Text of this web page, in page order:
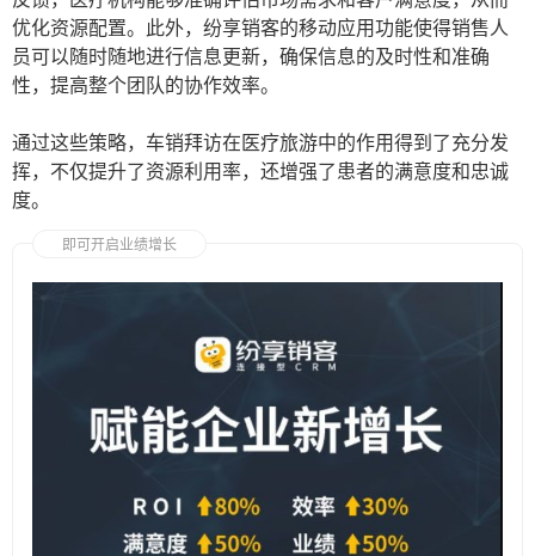
优化资源配置。此外，纷享销客的移动应用功能使得销售人
员可以随时随地进行信息更新，确保信息的及时性和准确
性，提高整个团队的协作效率。
通过这些策略，车销拜访在医疗旅游中的作用得到了充分发
挥，不仅提升了资源利用率，还增强了患者的满意度和忠诚
度。
即可开启业绩增长